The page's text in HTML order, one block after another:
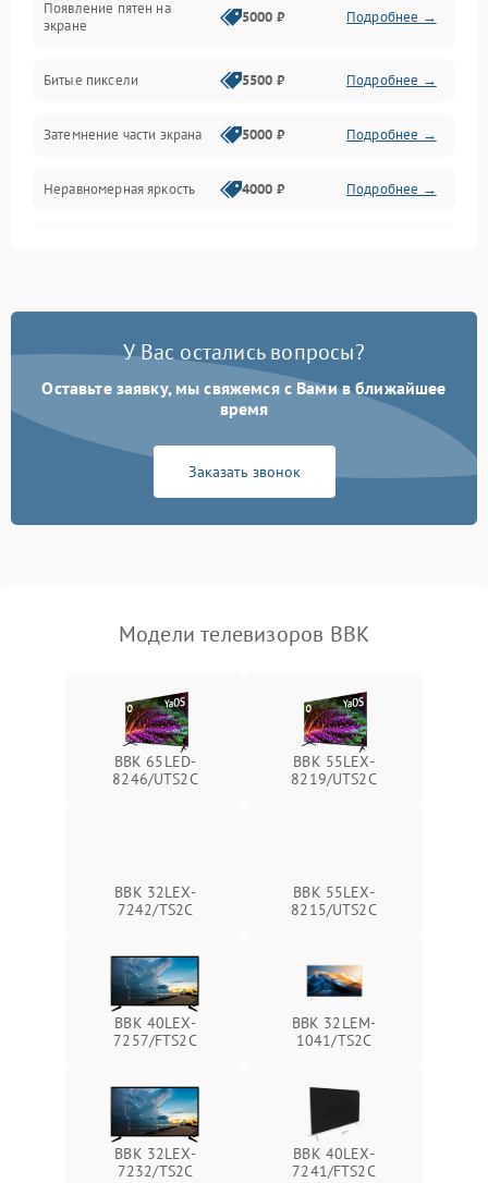
Сигнал и приём каналов
Механические повреждения
Программное обеспечение
Сеть и подключения
Аудио
Сетевая
Появление пятен на
экране
5000 ₽ Подробнее →
Битые пиксели 5500 ₽ Подробнее →
Затемнение части экрана 5000 ₽ Подробнее →
Неравномерная яркость 4000 ₽ Подробнее →
У Вас остались вопросы?
Оставьте заявку, мы свяжемся с Вами в ближайшее
время
Заказать звонок
Модели телевизоров BBK
BBK 65LED-
8246/UTS2C
BBK 55LEX-
8219/UTS2C
BBK 32LEX-
7242/TS2C
BBK 55LEX-
8215/UTS2C
BBK 40LEX-
7257/FTS2C
BBK 32LEM-
1041/TS2C
BBK 32LEX-
7232/TS2C
BBK 40LEX-
7241/FTS2C